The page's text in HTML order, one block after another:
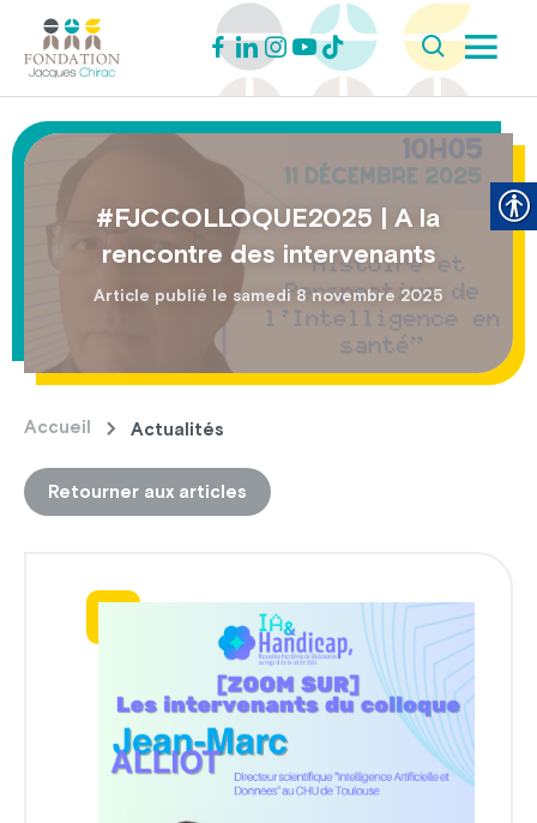
#FJCCOLLOQUE2025 | A la
rencontre des intervenants
Article publié le samedi 8 novembre 2025
Accueil Actualités
Retourner aux articles